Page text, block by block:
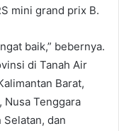
mini grand prix B.
baik,” bebernya.
di Tanah Air
Barat,
Nusa Tenggara
Selatan, dan